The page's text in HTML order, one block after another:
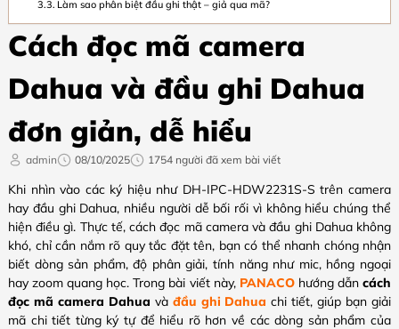
Làm sao phân biệt đầu ghi thật – giả qua mã?
Cách đọc mã camera
Dahua và đầu ghi Dahua
đơn giản, dễ hiểu
admin 08/10/2025 1754 người đã xem bài viết
Khi nhìn vào các ký hiệu như DH-IPC-HDW2231S-S trên camera
hay đầu ghi Dahua, nhiều người dễ bối rối vì không hiểu chúng thể
hiện điều gì. Thực tế, cách đọc mã camera và đầu ghi Dahua không
khó, chỉ cần nắm rõ quy tắc đặt tên, bạn có thể nhanh chóng nhận
biết dòng sản phẩm, độ phân giải, tính năng như mic, hồng ngoại
hay zoom quang học. Trong bài viết này, PANACOhướng dẫncách
đọc mã camera Dahua và đầu ghi Dahua chi tiết, giúp bạn giải
mã chi tiết từng ký tự để hiểu rõ hơn về các dòng sản phẩm của